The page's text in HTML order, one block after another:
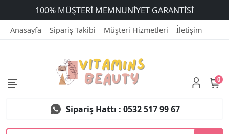
ÜCRETSİZ DEĞİŞİM
Anasayfa Sipariş Takibi Müşteri Hizmetleri İletişim
Sipariş Hattı : 0532 517 99 67
0